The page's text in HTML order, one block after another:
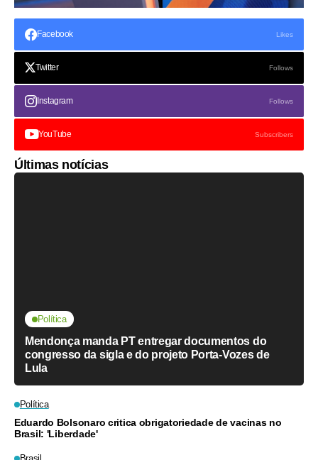
Facebook Likes
Twitter Follows
Instagram Follows
YouTube Subscribers
Últimas notícias
Política
Mendonça manda PT entregar documentos do
congresso da sigla e do projeto Porta-Vozes de
Lula
Política
Eduardo Bolsonaro critica obrigatoriedade de vacinas no
Brasil: 'Liberdade'